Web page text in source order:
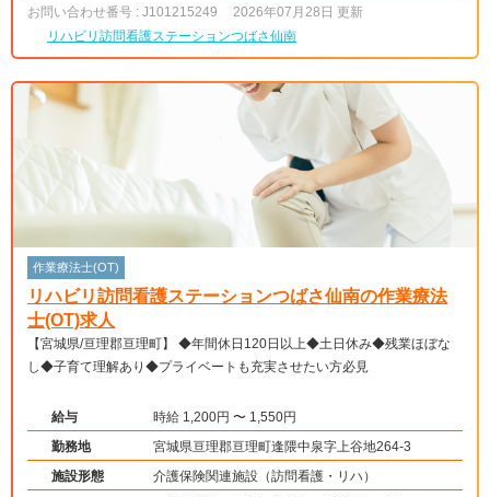
お問い合わせ番号 : J101215249
2026年07月28日 更新
リハビリ訪問看護ステーションつばさ仙南
作業療法士(OT)
リハビリ訪問看護ステーションつばさ仙南の作業療法
士(OT)求人
【宮城県/亘理郡亘理町】 ◆年間休日120日以上◆土日休み◆残業ほぼな
し◆子育て理解あり◆プライベートも充実させたい方必見
給与
時給 1,200円 〜 1,550円
勤務地
宮城県亘理郡亘理町逢隈中泉字上谷地264-3
施設形態
介護保険関連施設（訪問看護・リハ）